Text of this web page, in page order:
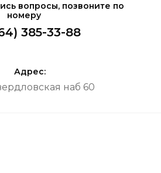
вопросы, позвоните по
номеру
385-33-88
Адрес:
наб 60